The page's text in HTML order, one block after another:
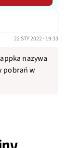
22 STY 2022 · 19:33
nazywa
pobrań w